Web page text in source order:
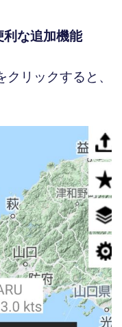
な追加機能
リックすると、